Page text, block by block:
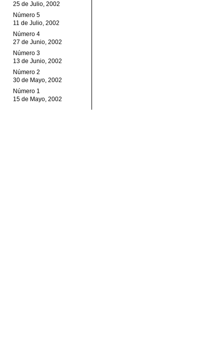
25 de Julio, 2002
Número 5
11 de Julio, 2002
Número 4
27 de Junio, 2002
Número 3
13 de Junio, 2002
Número 2
30 de Mayo, 2002
Número 1
15 de Mayo, 2002